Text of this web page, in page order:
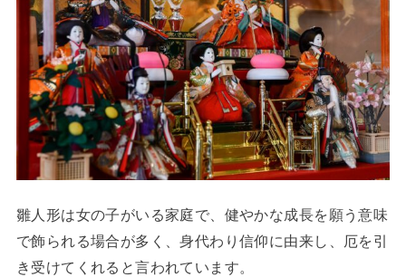
雛人形は女の子がいる家庭で、健やかな成長を願う意味
で飾られる場合が多く、身代わり信仰に由来し、厄を引
き受けてくれると言われています。